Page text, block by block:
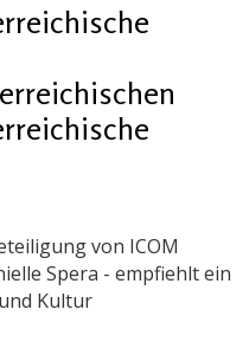
von ICOM
Spera - empfiehlt ein
Kultur